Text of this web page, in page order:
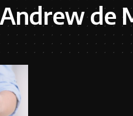
de